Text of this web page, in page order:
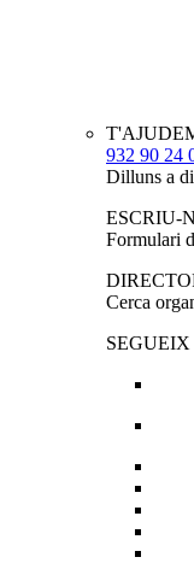
932 90 24
Dilluns a
ESCRIU-
Formulari
Cerca